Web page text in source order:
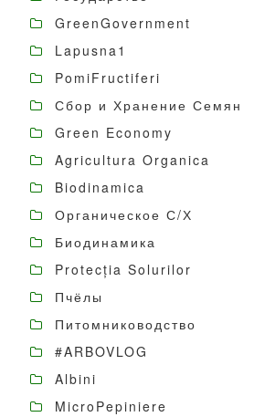
GreenGovernment
Lapusna1
PomiFructiferi
Сбор и Хранение Семян
Green Economy
Agricultura Organica
Biodinamica
Органическое С/Х
Биодинамика
Protecția Solurilor
Пчёлы
Питомниководство
#ARBOVLOG
Albini
MicroPepiniere